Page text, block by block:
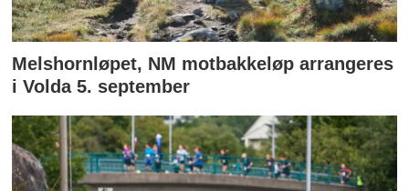
Melshornløpet, NM motbakkeløp arrangeres
i Volda 5. september